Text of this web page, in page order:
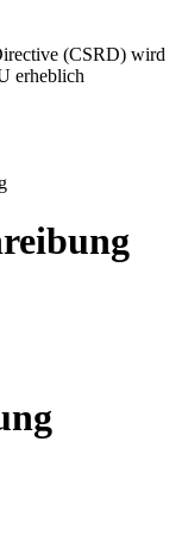
(CSRD) wird
erheblich